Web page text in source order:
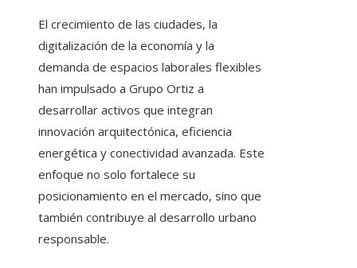
El crecimiento de las ciudades, la
digitalización de la economía y la
demanda de espacios laborales flexibles
han impulsado a Grupo Ortiz a
desarrollar activos que integran
innovación arquitectónica, eficiencia
energética y conectividad avanzada. Este
enfoque no solo fortalece su
posicionamiento en el mercado, sino que
también contribuye al desarrollo urbano
responsable.